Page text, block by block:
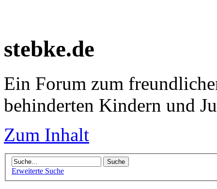
stebke.de
Ein Forum zum
behinderten Kindern und
Zum Inhalt
Erweiterte Suche